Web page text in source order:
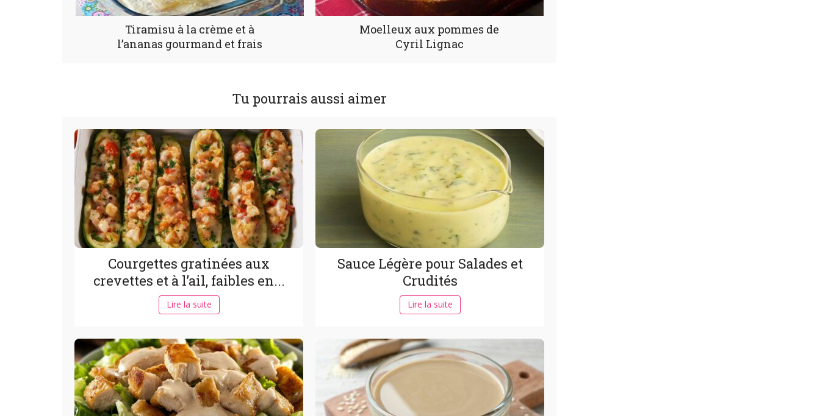
Tiramisu à la crème et à
l’ananas gourmand et frais
Moelleux aux pommes de
Cyril Lignac
Tu pourrais aussi aimer
Courgettes gratinées aux
crevettes et à l’ail, faibles en...
Lire la suite
Sauce Légère pour Salades et
Crudités
Lire la suite